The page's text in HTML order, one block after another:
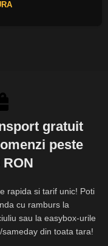
gratuit
peste
RON
rapida si tarif unic! Poti
cu ramburs la
sau la easybox-urile
sameday din toata tara!